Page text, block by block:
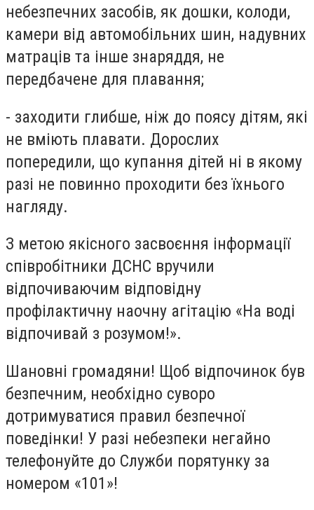
небезпечних засобів, як дошки, колоди,
камери від автомобільних шин, надувних
матраців та інше знаряддя, не
передбачене для плавання;
- заходити глибше, ніж до поясу дітям, які
не вміють плавати. Дорослих
попередили, що купання дітей ні в якому
разі не повинно проходити без їхнього
нагляду.
З метою якісного засвоєння інформації
співробітники ДСНС вручили
відпочиваючим відповідну
профілактичну наочну агітацію «На воді
відпочивай з розумом!».
Шановні громадяни! Щоб відпочинок був
безпечним, необхідно суворо
дотримуватися правил безпечної
поведінки! У разі небезпеки негайно
телефонуйте до Служби порятунку за
номером «101»!